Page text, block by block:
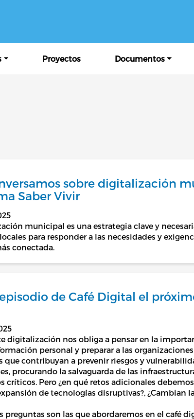
Proyectos Documentos
sobre digitalización
Saber Vivir
municipal es una estrategia clave y
para responder a las necesidades y
conectada.
de Café Digital el
digitalización nos obliga a pensar en la
personal y preparar a las
que contribuyan a prevenir riesgos y
procurando la salvaguarda de las
críticos. Pero ¿en qué retos adicionales
de tecnologías disruptivas?, ¿Cambian
preguntas son las que abordaremos en el café